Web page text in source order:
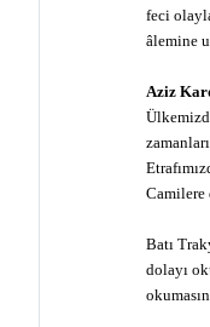
feci
âlemine
Aziz
Camilere
Batı
dolayı